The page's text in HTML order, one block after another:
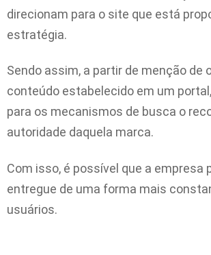
direcionam para o site que está
estratégia.
Sendo assim, a partir de menção de
conteúdo estabelecido em um
para os mecanismos de busca o
autoridade daquela marca.
Com isso, é possível que a empresa
entregue de uma forma mais
usuários.